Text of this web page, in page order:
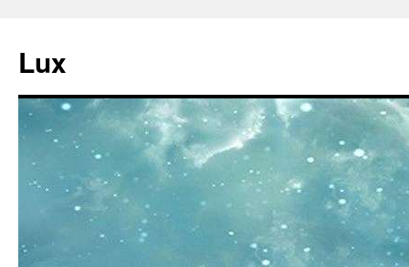
contenido
Lux